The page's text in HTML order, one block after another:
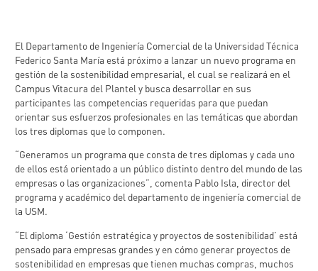
El Departamento de Ingeniería Comercial de la Universidad Técnica
Federico Santa María está próximo a lanzar un nuevo programa en
gestión de la sostenibilidad empresarial, el cual se realizará en el
Campus Vitacura del Plantel y busca desarrollar en sus
participantes las competencias requeridas para que puedan
orientar sus esfuerzos profesionales en las temáticas que abordan
los tres diplomas que lo componen.
“Generamos un programa que consta de tres diplomas y cada uno
de ellos está orientado a un público distinto dentro del mundo de las
empresas o las organizaciones”, comenta Pablo Isla, director del
programa y académico del departamento de ingeniería comercial de
la USM.
“El diploma ‘Gestión estratégica y proyectos de sostenibilidad’ está
pensado para empresas grandes y en cómo generar proyectos de
sostenibilidad en empresas que tienen muchas compras, muchos